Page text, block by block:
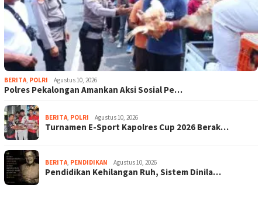
BERITA, POLRI Agustus 10, 2026
Polres Pekalongan Amankan Aksi Sosial Pe…
BERITA, POLRI Agustus 10, 2026
Turnamen E-Sport Kapolres Cup 2026 Berak…
BERITA, PENDIDIKAN Agustus 10, 2026
Pendidikan Kehilangan Ruh, Sistem Dinila…